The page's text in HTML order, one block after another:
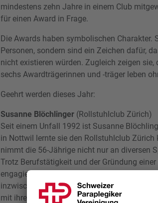
mindestens zehn Jahre in einem Club
für einen Award in Frage.
Die Awards haben symbolischen
Personen, sondern sind ein Zeichen dafür,
nicht existieren würden. Zugleich zeigen
sechs Awardträgerinnen und -träger leben
Geehrt werden dieses Jahr:
Susanne Blöchlinger (Rollstuhlclub Zürich)
Seit einem Unfall 1992 ist Susanne
in Nottwil lernte sie den Rollstuhlclub
nimmt die 56-Jährige nicht nur an diversen
Trotz Berufstätigkeit und der Gründung
engagieren. Lange verantwortete sie den
inzwischen auch Vizepräsidentin. Als
mit ihrem Handbike oder Swisstrac. Sie reist